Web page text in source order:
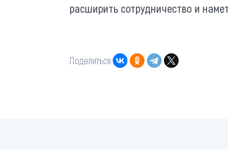
расширить сотрудничество и
Поделиться: